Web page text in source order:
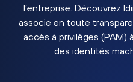
l’entreprise. Découvrez
associe en toute
accès à privilèges (PAM)
des identités